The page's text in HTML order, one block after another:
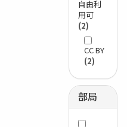
自由利
用可
(2)
CC BY
(2)
部局